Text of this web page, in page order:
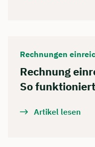
Rechnungen
Rechnung
So
Artikel lesen